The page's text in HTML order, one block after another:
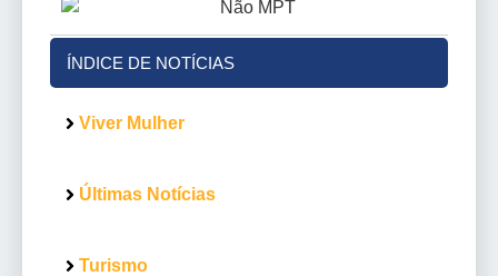
ÍNDICE DE NOTÍCIAS
Viver Mulher
Últimas Notícias
Turismo